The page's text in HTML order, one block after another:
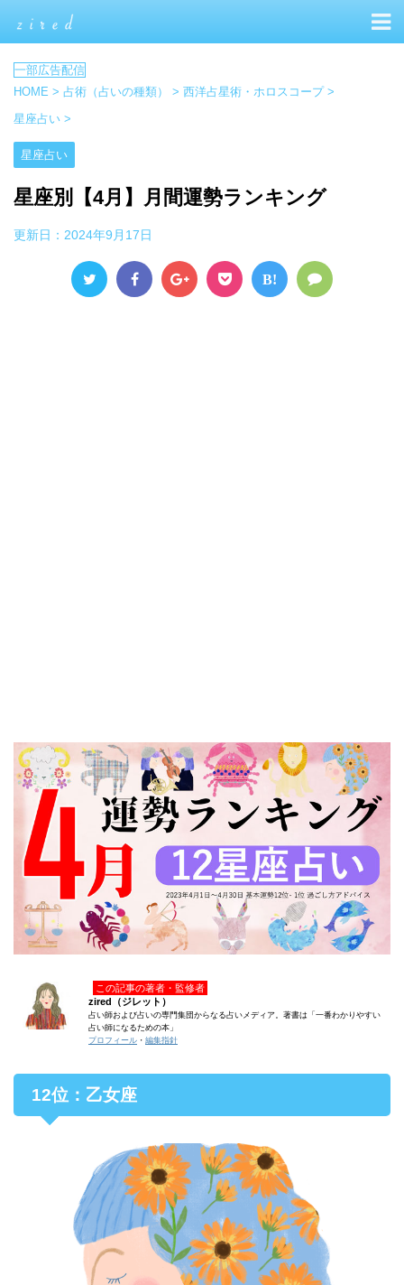
HOME > 占術（占いの種類） > 西洋占星術・ホロスコープ >
星座占い >
星座占い
星座別【4月】月間運勢ランキング
更新日： 2024年9月17日
B!
この記事の著者・監修者
zired（ジレット）
占い師および占いの専門集団からなる占いメディア。著書は「一番わかりやすい
占い師になるための本」
プロフィール ・ 編集指針
12位：乙女座